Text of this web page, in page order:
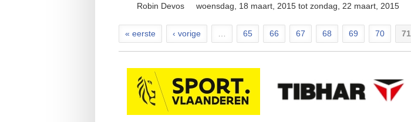
Robin Devos
woensdag, 18 maart, 2015 tot zondag, 22 maart, 2015
Pagina's
« eerste ‹ vorige 65 66 67 68 69 70 71